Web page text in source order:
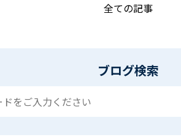
全ての記事
ブログ検索